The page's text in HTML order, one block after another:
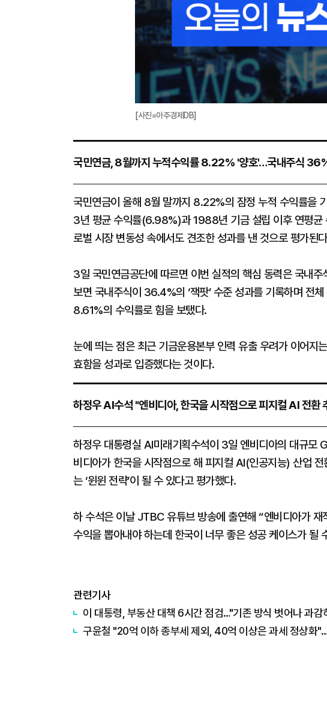
[사진=아주경제DB]
국민연금, 8월까지 누적수익률 8.22% '양호'…국내주식
국민연금이 올해 8월 말까지 8.22%의 잠정 누적 수익률을
3년 평균 수익률(6.98%)과 1988년 기금 설립 이후 연평
로벌 시장 변동성 속에서도 견조한 성과를 낸 것으로 평가된
3일 국민연금공단에 따르면 이번 실적의 핵심 동력은 국내
보면 국내주식이 36.4%의 ‘잭팟’ 수준 성과를 기록하며 전
8.61%의 수익률로 힘을 보탰다.
눈에 띄는 점은 최근 기금운용본부 인력 유출 우려가 이어지
효함을 성과로 입증했다는 것이다.
하정우 AI수석 "엔비디아, 한국을 시작점으로 피지컬 AI 전환
하정우 대통령실 AI미래기획수석이 3일 엔비디아의 대규모
비디아가 한국을 시작점으로 해 피지컬 AI(인공지능) 산업
는 ‘윈윈 전략’이 될 수 있다고 평가했다.
하 수석은 이날 JTBC 유튜브 방송에 출연해 “엔비디아가
수익을 뽑아내야 하는데 한국이 너무 좋은 성공 케이스가 될
관련기사
이 대통령, 부동산 대책 6시간 점검…"기존 방식 벗어나 과감
구윤철 "20억 이하 종부세 제외, 40억 이상은 과세 정상화